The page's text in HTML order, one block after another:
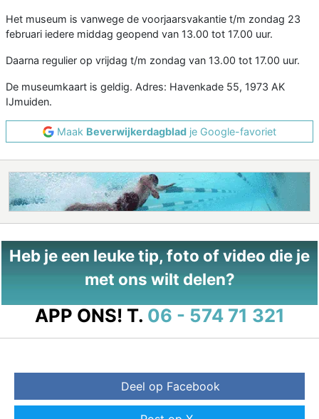
Het museum is vanwege de voorjaarsvakantie t/m zondag 23
februari iedere middag geopend van 13.00 tot 17.00 uur.
Daarna regulier op vrijdag t/m zondag van 13.00 tot 17.00 uur.
De museumkaart is geldig. Adres: Havenkade 55, 1973 AK
IJmuiden.
Maak Beverwijkerdagblad je Google-favoriet
Heb je een leuke tip, foto of video die je
met ons wilt delen?
APP ONS! T. 06 - 574 71 321
Deel op Facebook